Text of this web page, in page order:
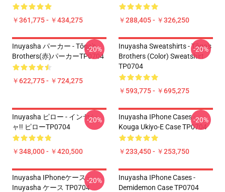
￥361,775 - ￥434,275 ￥288,405 - ￥326,250
Inuyasha パーカー - Tōga's
Brothers(赤)パーカーTP0704
￥622,775 - ￥724,275
-20%
Inuyasha Sweatshirts - Tōga's
Brothers (color) Sweatshirt
TP0704
￥593,775 - ￥695,275
-20%
Inuyasha ピロー - インヤシ
ャ!! ピローTP0704
￥348,000 - ￥420,500
-20%
Inuyasha IPhone Cases -
Kouga Ukiyo-E Case TP0704
￥233,450 - ￥253,750
-20%
Inuyasha IPhoneケース -
Inuyasha ケース TP0704
-20%
Inuyasha IPhone Cases -
Demidemon Case TP0704